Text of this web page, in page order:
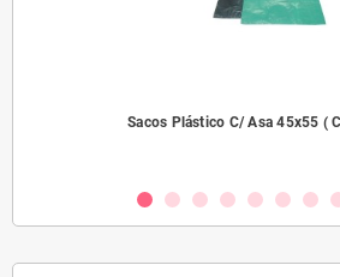
Sacos Plástico C/ Asa 45x55 (